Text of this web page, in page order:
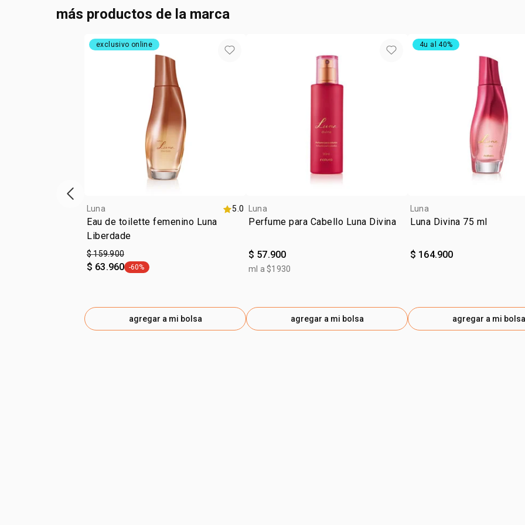
más productos de la marca
exclusivo online
Luna 5.0
Eau de toilette femenino Luna
Liberdade
$ 159.900
$ 63.960 general.tag -60%
-60%
agregar a mi bolsa
Luna
Perfume para Cabello Luna Divina
$ 57.900
ml a $1930
agregar a mi bolsa
4u al 40%
Luna
Luna Divina 75 ml
$ 164.900
agregar a mi bolsa
ítem anterior